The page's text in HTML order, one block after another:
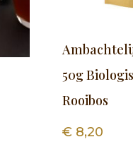
50g
Rooibos
€ 8,20